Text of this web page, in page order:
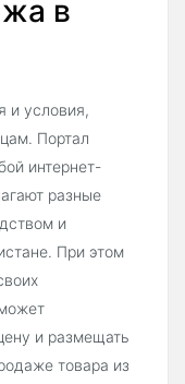
в
и условия,
Портал
интернет-
разные
и
При этом
и размещать
товара из